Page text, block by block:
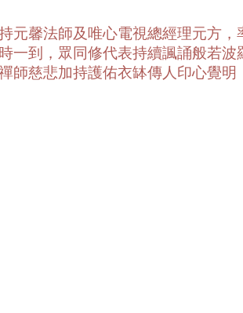
元馨法師及唯心電視總經理元方
一到，眾同修代表持續諷誦般若
慈悲加持護佑衣缽傳人印心覺明